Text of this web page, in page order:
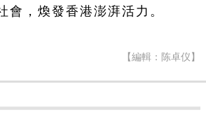
會，煥發香港澎湃活力。
【編輯：陈卓仪】